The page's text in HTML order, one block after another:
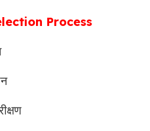
Process